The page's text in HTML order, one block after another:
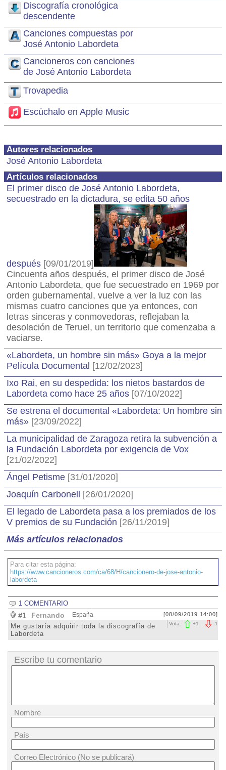
Discografía cronológica
descendente
Canciones compuestas por
José Antonio Labordeta
Cancioneros con canciones
de José Antonio Labordeta
Trovapedia
Escúchalo en Apple Music
Autores relacionados
José Antonio Labordeta
Artículos relacionados
El primer disco de José Antonio Labordeta,
secuestrado en la dictadura, se edita 50 años
después [09/01/2019]
Cincuenta años después, el primer disco de José
Antonio Labordeta, que fue secuestrado en 1969 por
orden gubernamental, vuelve a ver la luz con las
mismas cuatro canciones que ya entonces, con
letras sinceras y conmovedoras, reflejaban la
desolación de Teruel, un territorio que comenzaba a
vaciarse.
«Labordeta, un hombre sin más» Goya a la mejor
Película Documental [12/02/2023]
Ixo Rai, en su despedida: los nietos bastardos de
Labordeta como hace 25 años [07/10/2022]
Se estrena el documental «Labordeta: Un hombre sin
más» [23/09/2022]
La municipalidad de Zaragoza retira la subvención a
la Fundación Labordeta por exigencia de Vox
[21/02/2022]
Ángel Petisme [31/01/2020]
Joaquín Carbonell [26/01/2020]
El legado de Labordeta pasa a los premiados de los
V premios de su Fundación [26/11/2019]
Más artículos relacionados
Para citar esta página:
https://www.cancioneros.com/ca/68/H/cancionero-de-jose-antonio-
labordeta
1 COMENTARIO
#1 Fernando España [08/09/2019 14:00]
-1
Vota: +1
Me gustaría adquirir toda la discografía de
Labordeta
Escribe tu comentario
Nombre
País
Correo Electrónico (No se publicará)